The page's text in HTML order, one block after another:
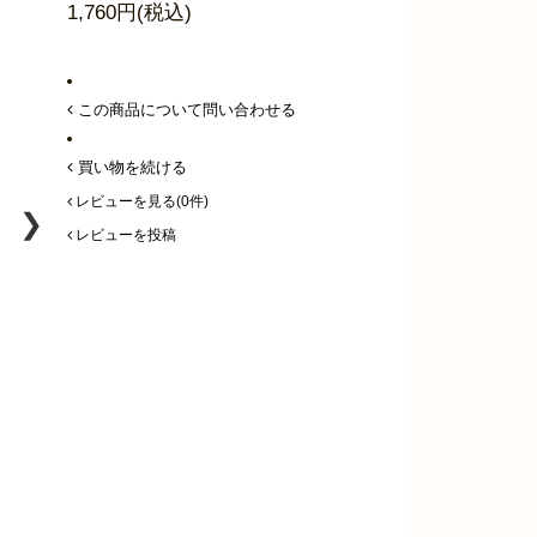
❯
1,760円(税込)
この商品について問い合わせる
買い物を続ける
レビューを見る(0件)
レビューを投稿